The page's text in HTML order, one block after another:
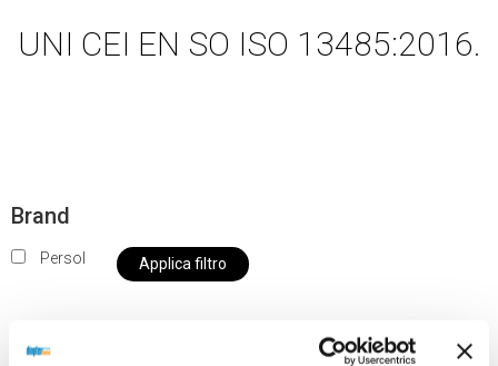
UNI CEI EN SO ISO 13485:2016.
Brand
Persol Applica filtro